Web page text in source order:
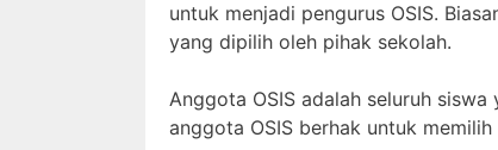
untuk menjadi pengurus OSIS.
yang dipilih oleh pihak sekolah.
Anggota OSIS adalah seluruh
anggota OSIS berhak untuk